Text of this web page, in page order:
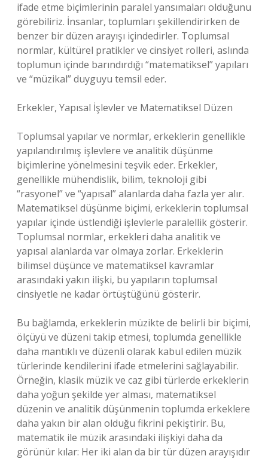
ifade etme biçimlerinin paralel yansımaları olduğunu
görebiliriz. İnsanlar, toplumları şekillendirirken de
benzer bir düzen arayışı içindedirler. Toplumsal
normlar, kültürel pratikler ve cinsiyet rolleri, aslında
toplumun içinde barındırdığı “matematiksel” yapıları
ve “müzikal” duyguyu temsil eder.
Erkekler, Yapısal İşlevler ve Matematiksel Düzen
Toplumsal yapılar ve normlar, erkeklerin genellikle
yapılandırılmış işlevlere ve analitik düşünme
biçimlerine yönelmesini teşvik eder. Erkekler,
genellikle mühendislik, bilim, teknoloji gibi
“rasyonel” ve “yapısal” alanlarda daha fazla yer alır.
Matematiksel düşünme biçimi, erkeklerin toplumsal
yapılar içinde üstlendiği işlevlerle paralellik gösterir.
Toplumsal normlar, erkekleri daha analitik ve
yapısal alanlarda var olmaya zorlar. Erkeklerin
bilimsel düşünce ve matematiksel kavramlar
arasındaki yakın ilişki, bu yapıların toplumsal
cinsiyetle ne kadar örtüştüğünü gösterir.
Bu bağlamda, erkeklerin müzikte de belirli bir biçimi,
ölçüyü ve düzeni takip etmesi, toplumda genellikle
daha mantıklı ve düzenli olarak kabul edilen müzik
türlerinde kendilerini ifade etmelerini sağlayabilir.
Örneğin, klasik müzik ve caz gibi türlerde erkeklerin
daha yoğun şekilde yer alması, matematiksel
düzenin ve analitik düşünmenin toplumda erkeklere
daha yakın bir alan olduğu fikrini pekiştirir. Bu,
matematik ile müzik arasındaki ilişkiyi daha da
görünür kılar: Her iki alan da bir tür düzen arayışıdır